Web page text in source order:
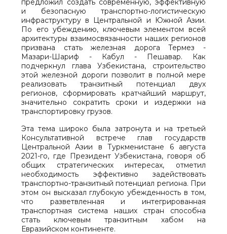
предложил создать современную, эффективную
и безопасную транспортно-логистическую
инфраструктуру в Центральной и Южной Азии.
По его убеждению, ключевым элементом всей
архитектуры взаимосвязанности наших регионов
призвана стать железная дорога Термез -
Мазари-Шариф - Кабул - Пешавар. Как
подчеркнул глава Узбекистана, строительство
этой железной дороги позволит в полной мере
реализовать транзитный потенциал двух
регионов, сформировать кратчайший маршрут,
значительно сократить сроки и издержки на
транспортировку грузов.
Эта тема широко была затронута и на третьей
Консультативной встрече глав государств
Центральной Азии в Туркменистане 6 августа
2021-го, где Президент Узбекистана, говоря об
общих стратегических интересах, отметил
необходимость эффективно задействовать
транспортно-транзитный потенциал региона. При
этом он высказал глубокую убежденность в том,
что разветвленная и интегрированная
транспортная система наших стран способна
стать ключевым транзитным хабом на
Евразийском континенте.